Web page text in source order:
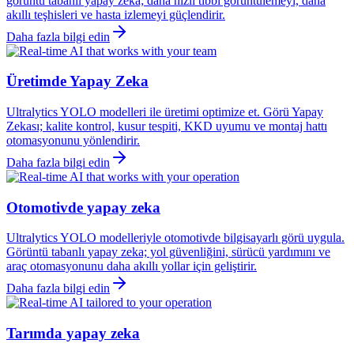
akıllı teşhisleri ve hasta izlemeyi güçlendirir.
Daha fazla bilgi edin
Üretimde Yapay Zeka
Ultralytics YOLO modelleri ile üretimi optimize et. Görü Yapay
Zekası; kalite kontrol, kusur tespiti, KKD uyumu ve montaj hattı
otomasyonunu yönlendirir.
Daha fazla bilgi edin
Otomotivde yapay zeka
Ultralytics YOLO modelleriyle otomotivde bilgisayarlı görü uygula.
Görüntü tabanlı yapay zeka; yol güvenliğini, sürücü yardımını ve
araç otomasyonunu daha akıllı yollar için geliştirir.
Daha fazla bilgi edin
Tarımda yapay zeka